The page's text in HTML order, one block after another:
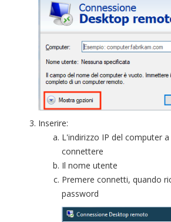
Inserire:
L'indirizzo IP del computer
connettere
Il nome utente
Premere connetti, quando
password